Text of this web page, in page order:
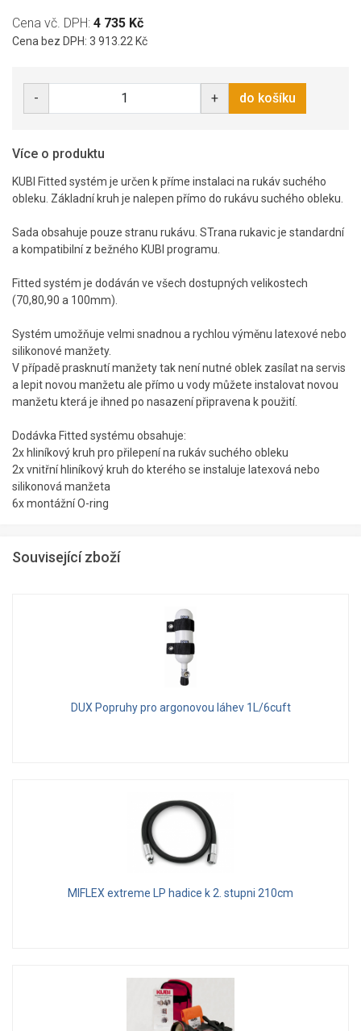
Cena vč. DPH: 4 735 Kč
Cena bez DPH: 3 913.22 Kč
- + do košíku
Více o produktu
KUBI Fitted systém je určen k příme instalaci na rukáv suchého
obleku. Základní kruh je nalepen přímo do rukávu suchého obleku.
Sada obsahuje pouze stranu rukávu. STrana rukavic je standardní
a kompatibilní z bežného KUBI programu.
Fitted systém je dodáván ve všech dostupných velikostech
(70,80,90 a 100mm).
Systém umožňuje velmi snadnou a rychlou výměnu latexové nebo
silikonové manžety.
V případě prasknutí manžety tak není nutné oblek zasílat na servis
a lepit novou manžetu ale přímo u vody můžete instalovat novou
manžetu která je ihned po nasazení připravena k použití.
Dodávka Fitted systému obsahuje:
2x hliníkový kruh pro přilepení na rukáv suchého obleku
2x vnitřní hliníkový kruh do kterého se instaluje latexová nebo
silikonová manžeta
6x montážní O-ring
Související zboží
DUX Popruhy pro argonovou láhev 1L/6cuft
MIFLEX extreme LP hadice k 2. stupni 210cm